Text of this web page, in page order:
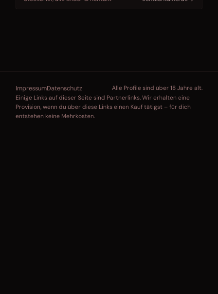
ImpressumDatenschutz
Alle Profile sind über 18 Jahre alt.
Einige Links auf dieser Seite sind Partnerlinks. Wir erhalten eine
Provision, wenn du über diese Links einen Kauf tätigst – für dich
entstehen keine Mehrkosten.